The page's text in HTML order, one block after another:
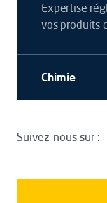
Expertise
vos produits
Chimie
Suivez-nous sur :